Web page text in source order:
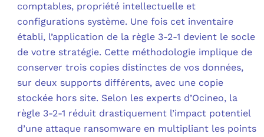
comptables, propriété intellectuelle et
configurations système. Une fois cet inventaire
établi, l’application de la règle 3-2-1 devient le socle
de votre stratégie. Cette méthodologie implique de
conserver trois copies distinctes de vos données,
sur deux supports différents, avec une copie
stockée hors site. Selon les experts d’Ocineo, la
règle 3-2-1 réduit drastiquement l’impact potentiel
d’une attaque ransomware en multipliant les points